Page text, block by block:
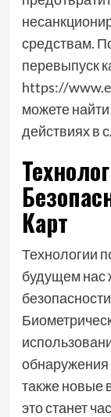
средствам.
перевыпуск
https://
можете
действиях в
Карт
Технологии
будущем нас
также новые
это станет